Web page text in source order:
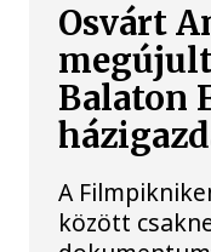
Osvárt
Balaton
A
között